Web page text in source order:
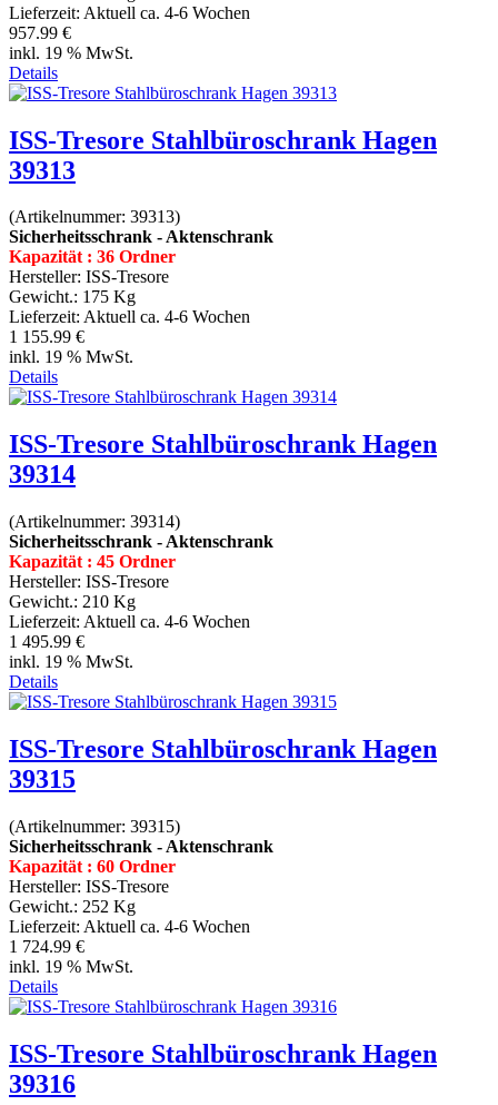
Lieferzeit: Aktuell ca. 4-6 Wochen
957.99 €
inkl. 19 % MwSt.
Details
ISS-Tresore Stahlbüroschrank Hagen
39313
(Artikelnummer: 39313)
Sicherheitsschrank - Aktenschrank
Kapazität : 36 Ordner
Hersteller: ISS-Tresore
Gewicht.: 175 Kg
Lieferzeit: Aktuell ca. 4-6 Wochen
1 155.99 €
inkl. 19 % MwSt.
Details
ISS-Tresore Stahlbüroschrank Hagen
39314
(Artikelnummer: 39314)
Sicherheitsschrank - Aktenschrank
Kapazität : 45 Ordner
Hersteller: ISS-Tresore
Gewicht.: 210 Kg
Lieferzeit: Aktuell ca. 4-6 Wochen
1 495.99 €
inkl. 19 % MwSt.
Details
ISS-Tresore Stahlbüroschrank Hagen
39315
(Artikelnummer: 39315)
Sicherheitsschrank - Aktenschrank
Kapazität : 60 Ordner
Hersteller: ISS-Tresore
Gewicht.: 252 Kg
Lieferzeit: Aktuell ca. 4-6 Wochen
1 724.99 €
inkl. 19 % MwSt.
Details
ISS-Tresore Stahlbüroschrank Hagen
39316